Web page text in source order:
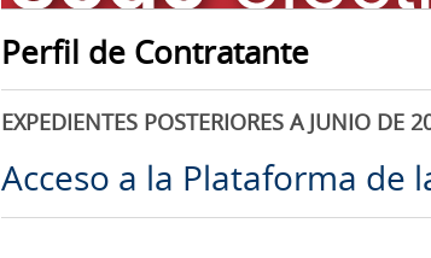
Perfil de Contratante
EXPEDIENTES POSTERIORES A JUNIO DE
Acceso a la Plataforma de